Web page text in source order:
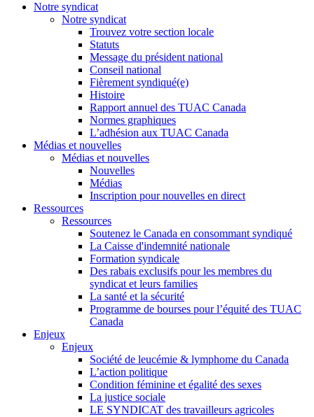
Notre syndicat
Notre syndicat
Trouvez votre section locale
Statuts
Message du président national
Conseil national
Fièrement syndiqué(e)
Histoire
Rapport annuel des TUAC Canada
Normes graphiques
L’adhésion aux TUAC Canada
Médias et nouvelles
Médias et nouvelles
Nouvelles
Médias
Inscription pour nouvelles en direct
Ressources
Ressources
Soutenez le Canada en consommant syndiqué
La Caisse d'indemnité nationale
Formation syndicale
Des rabais exclusifs pour les membres du
syndicat et leurs families
La santé et la sécurité
Programme de bourses pour l’équité des TUAC
Canada
Enjeux
Enjeux
Société de leucémie & lymphome du Canada
L’action politique
Condition féminine et égalité des sexes
La justice sociale
LE SYNDICAT des travailleurs agricoles